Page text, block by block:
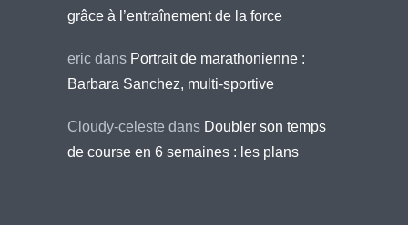
grâce à l’entraînement de la force
eric dans Portrait de marathonienne :
Barbara Sanchez, multi-sportive
Cloudy-celeste dans Doubler son temps
de course en 6 semaines : les plans